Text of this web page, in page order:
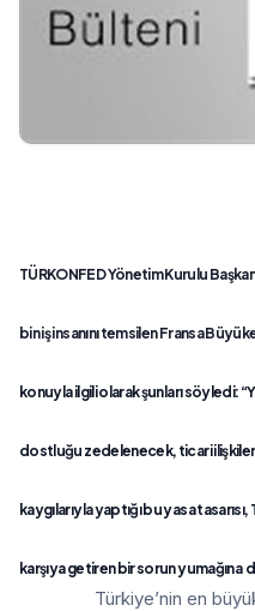
TÜRKONFED Yönetim Kurulu
bin iş insanını temsilen Fransa
konuyla ilgili olarakşunları söyledi:
dostluğu zedelenecek, ticari iliş
kaygılarıyla yaptığı bu yasa
karşıya getiren bir sorun yumağına
Türkiye’nin en